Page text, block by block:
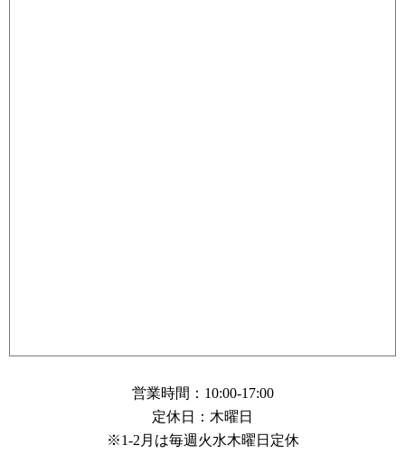
営業時間：10:00-17:00
定休日：木曜日
※1-2月は毎週火水木曜日定休